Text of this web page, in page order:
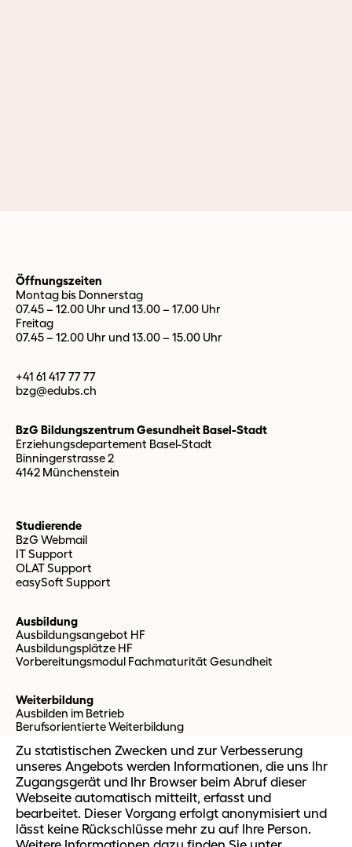
Öffnungszeiten
Montag bis Donnerstag
07.45 – 12.00 Uhr und 13.00 – 17.00 Uhr
Freitag
07.45 – 12.00 Uhr und 13.00 – 15.00 Uhr
+41 61 417 77 77
bzg@edubs.ch
BzG Bildungszentrum Gesundheit Basel-Stadt
Erziehungsdepartement Basel-Stadt
Binningerstrasse 2
4142 Münchenstein
Studierende
BzG Webmail
IT Support
OLAT Support
easySoft Support
Ausbildung
Ausbildungsangebot HF
Ausbildungsplätze HF
Vorbereitungsmodul Fachmaturität Gesundheit
Weiterbildung
Ausbilden im Betrieb
Berufsorientierte Weiterbildung
Ausbildungsbetriebe
Login
Weiterführende Informationen
Bildungszentrum
Zu statistischen Zwecken und zur Verbesserung
unseres Angebots werden Informationen, die uns Ihr
Zugangsgerät und Ihr Browser beim Abruf dieser
Webseite automatisch mitteilt, erfasst und
bearbeitet. Dieser Vorgang erfolgt anonymisiert und
lässt keine Rückschlüsse mehr zu auf Ihre Person.